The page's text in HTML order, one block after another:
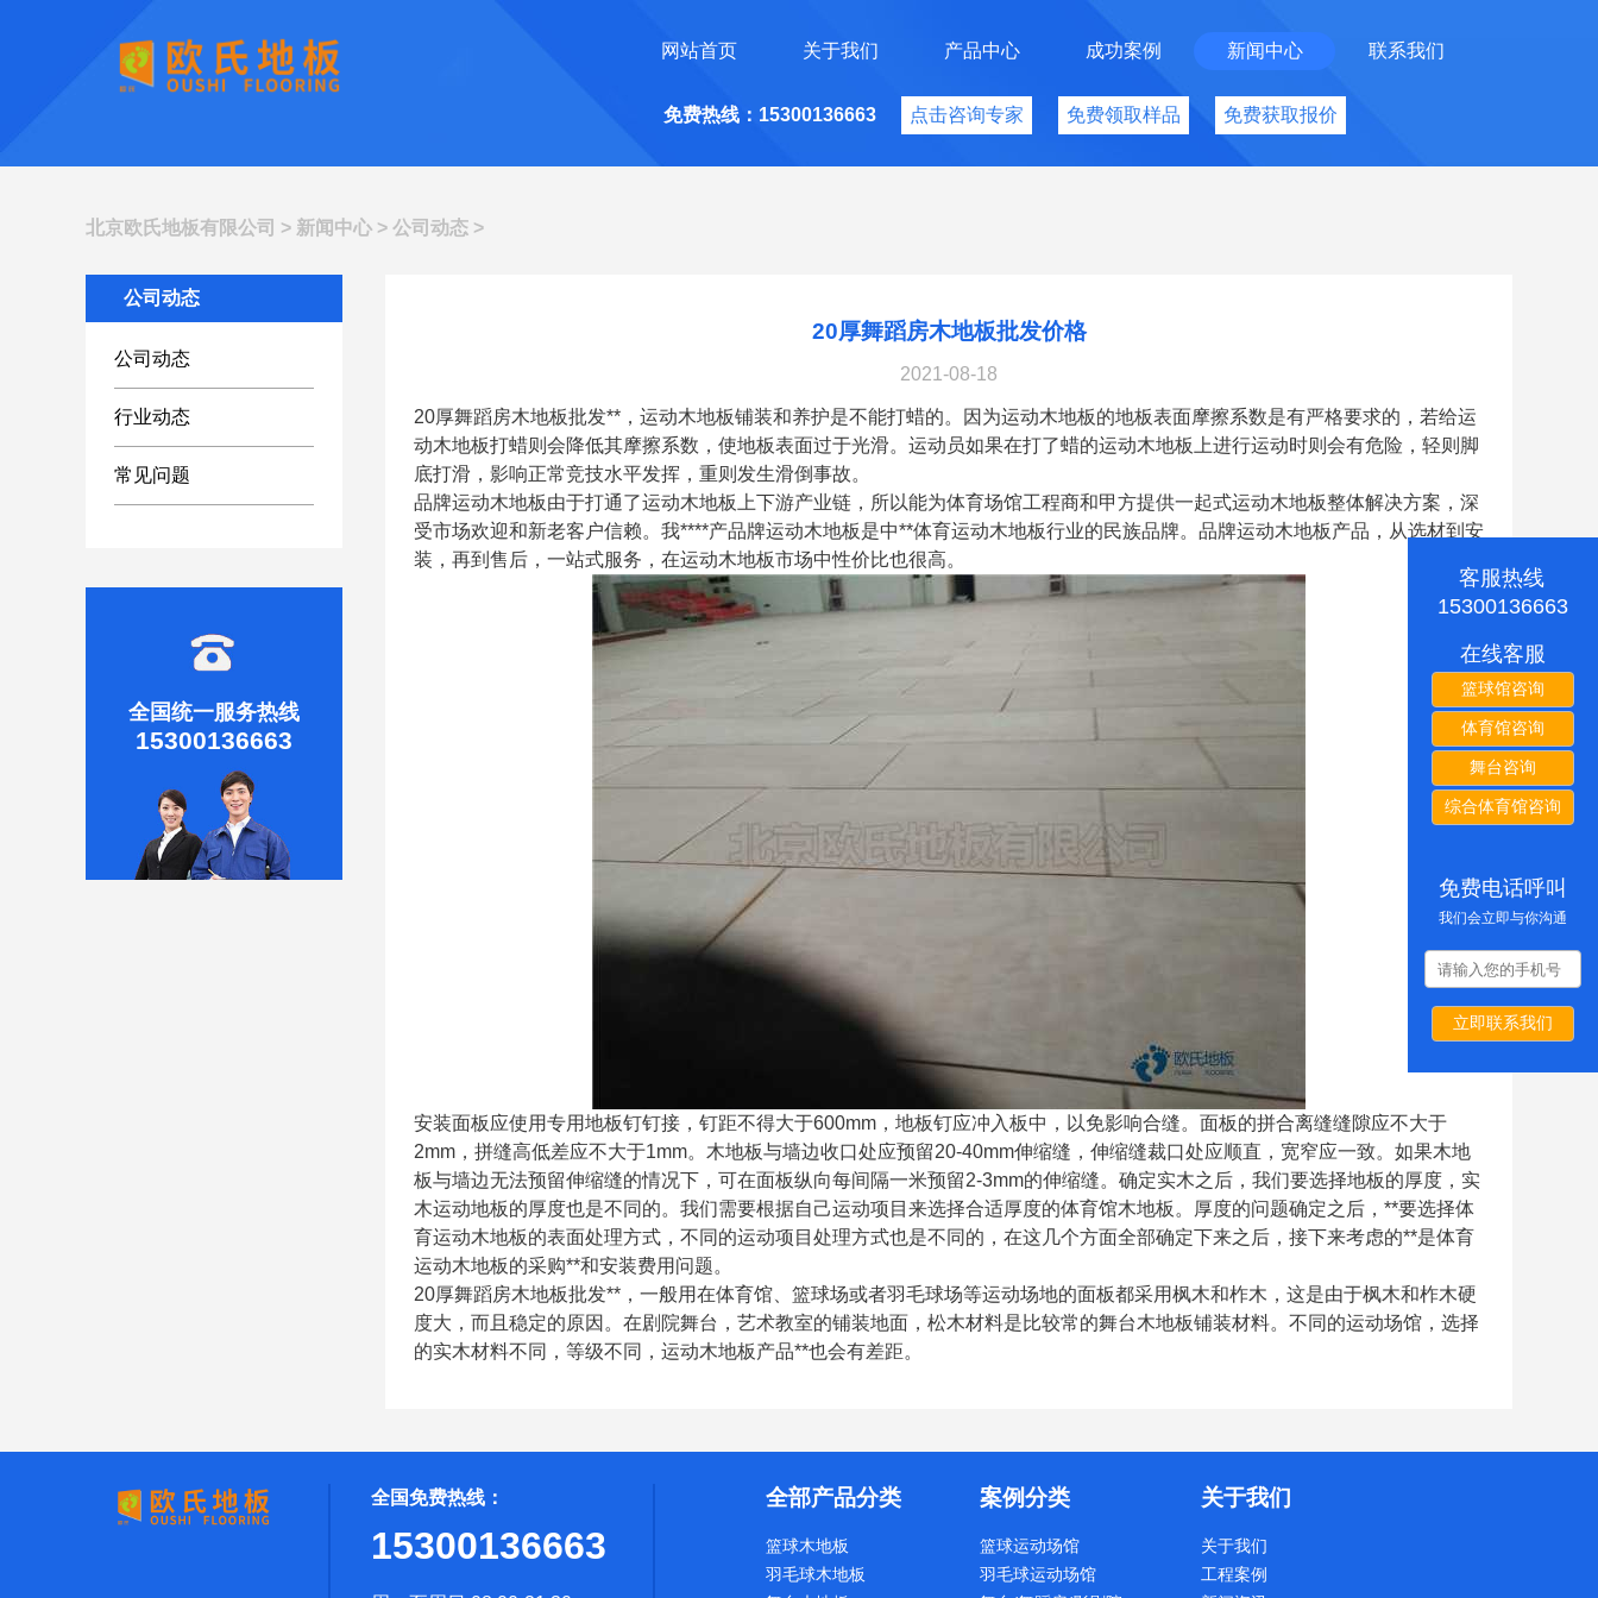
网站首页 关于我们 产品中心 成功案例 新闻中心 联系我们
免费热线：15300136663 点击咨询专家 免费领取样品 免费获取报价
北京欧氏地板有限公司 > 新闻中心 > 公司动态 >
公司动态
公司动态
行业动态
常见问题
全国统一服务热线
15300136663
20厚舞蹈房木地板批发价格
2021-08-18
20厚舞蹈房木地板批发**，运动木地板铺装和养护是不能打蜡的。因为运动木地板的地板表面摩擦系数是有严格要求的，若给运
动木地板打蜡则会降低其摩擦系数，使地板表面过于光滑。运动员如果在打了蜡的运动木地板上进行运动时则会有危险，轻则脚
底打滑，影响正常竞技水平发挥，重则发生滑倒事故。
品牌运动木地板由于打通了运动木地板上下游产业链，所以能为体育场馆工程商和甲方提供一起式运动木地板整体解决方案，深
受市场欢迎和新老客户信赖。我****产品牌运动木地板是中**体育运动木地板行业的民族品牌。品牌运动木地板产品，从选材到安
装，再到售后，一站式服务，在运动木地板市场中性价比也很高。
安装面板应使用专用地板钉钉接，钉距不得大于600mm，地板钉应冲入板中，以免影响合缝。面板的拼合离缝缝隙应不大于
2mm，拼缝高低差应不大于1mm。木地板与墙边收口处应预留20-40mm伸缩缝，伸缩缝裁口处应顺直，宽窄应一致。如果木地
板与墙边无法预留伸缩缝的情况下，可在面板纵向每间隔一米预留2-3mm的伸缩缝。确定实木之后，我们要选择地板的厚度，实
木运动地板的厚度也是不同的。我们需要根据自己运动项目来选择合适厚度的体育馆木地板。厚度的问题确定之后，**要选择体
育运动木地板的表面处理方式，不同的运动项目处理方式也是不同的，在这几个方面全部确定下来之后，接下来考虑的**是体育
运动木地板的采购**和安装费用问题。
20厚舞蹈房木地板批发**，一般用在体育馆、篮球场或者羽毛球场等运动场地的面板都采用枫木和柞木，这是由于枫木和柞木硬
度大，而且稳定的原因。在剧院舞台，艺术教室的铺装地面，松木材料是比较常的舞台木地板铺装材料。不同的运动场馆，选择
的实木材料不同，等级不同，运动木地板产品**也会有差距。
全国免费热线：
15300136663
全部产品分类
篮球木地板
羽毛球木地板
案例分类
篮球运动场馆
羽毛球运动场馆
关于我们
关于我们
工程案例
客服热线
15300136663
在线客服
篮球馆咨询
体育馆咨询
舞台咨询
综合体育馆咨询
免费电话呼叫
我们会立即与你沟通
立即联系我们